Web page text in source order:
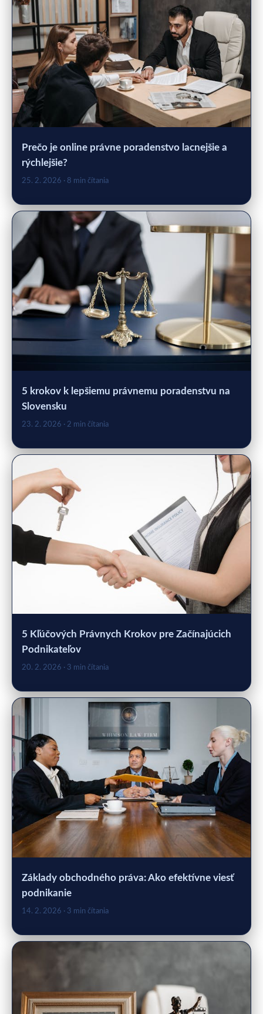
Prečo je online právne poradenstvo lacnejšie a
rýchlejšie?
25. 2. 2026 · 8 min čítania
5 krokov k lepšiemu právnemu poradenstvu na
Slovensku
23. 2. 2026 · 2 min čítania
5 Kľúčových Právnych Krokov pre Začínajúcich
Podnikateľov
20. 2. 2026 · 3 min čítania
Základy obchodného práva: Ako efektívne viesť
podnikanie
14. 2. 2026 · 3 min čítania